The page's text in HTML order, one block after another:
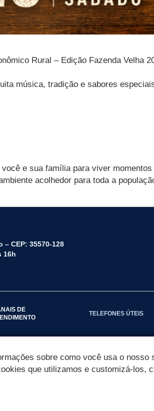
Rural – Edição Fazenda Velha
música, tradição e sabores
e sua família para viver
acolhedor para toda a
– CEP: 35570-128
16h
DE
TELEFONES ÚTEIS
sobre como você usa o
que utilizamos e customizá-